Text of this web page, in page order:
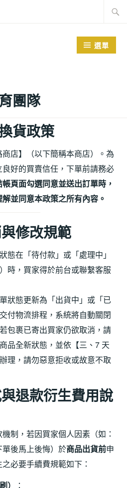
團隊
選單
貨政策
店】（以下簡稱本商店）。為
好的買賣信任，下單前請務必
頁面勾選同意並送出訂單時，
並同意本政策之所有內容。
修改規範
態在「待付款」或「處理中」
時，買家得於前台或聯繫客服
狀態更新為「出貨中」或「已
付物流排程，系統將自動關閉
包裹已寄出買家仍欲取消，請
品全新狀態，並依【三、7 天
理，請勿惡意拒收或故意不取
退款衍生費用說
制，若因買家個人因素（如：
後馬上後悔）於商品出貨前申
必要手續費規範如下：
）
：